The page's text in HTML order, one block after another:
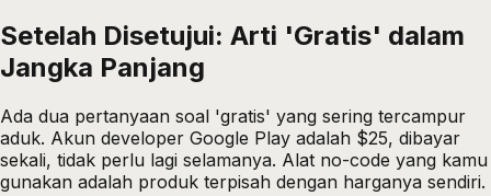
Setelah Disetujui: Arti 'Gratis' dalam
Jangka Panjang
Ada dua pertanyaan soal 'gratis' yang sering tercampur
aduk. Akun developer Google Play adalah $25, dibayar
sekali, tidak perlu lagi selamanya. Alat no-code yang kamu
gunakan adalah produk terpisah dengan harganya sendiri.